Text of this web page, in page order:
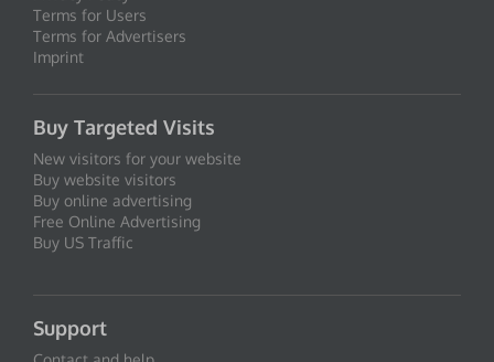
Terms for Users
Terms for Advertisers
Imprint
Buy Targeted Visits
New visitors for your website
Buy website visitors
Buy online advertising
Free Online Advertising
Buy US Traffic
Support